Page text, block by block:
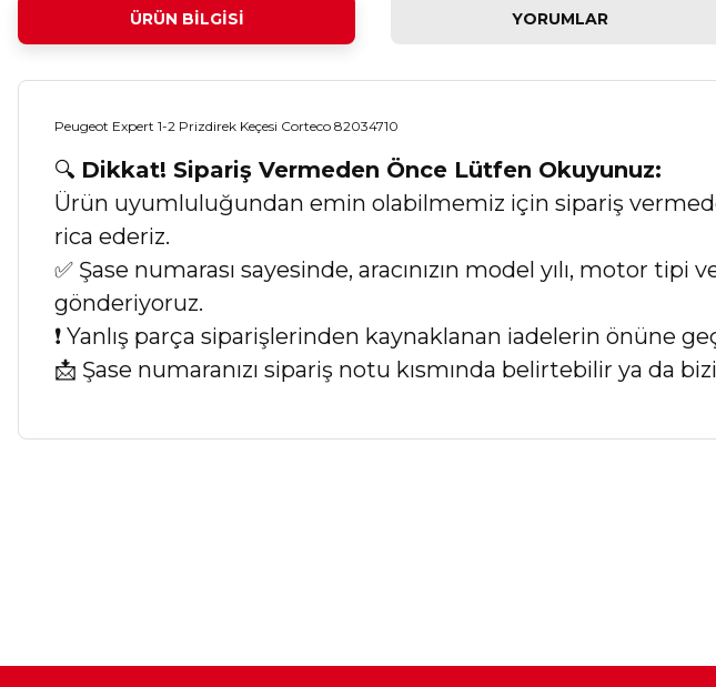
ÜRÜN BILGISI YORUMLAR
Peugeot Expert 1-2 Prizdirek Keçesi Corteco 82034710
🔍 Dikkat! Sipariş Vermeden Önce Lütfen Okuyunuz:
Ürün uyumluluğundan emin olabilmemiz için sipariş
rica ederiz.
✅ Şase numarası sayesinde, aracınızın model yılı, motor
gönderiyoruz.
❗ Yanlış parça siparişlerinden kaynaklanan iadelerin önüne
📩 Şase numaranızı sipariş notu kısmında belirtebilir ya da